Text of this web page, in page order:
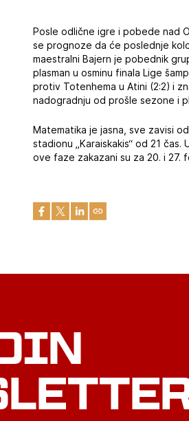
Posle odlične igre i pobede nad
se prognoze da će poslednje
maestralni Bajern je pobednik
plasman u osminu finala Lige
protiv Totenhema u Atini (2:2) i
nadogradnju od prošle sezone i
Matematika je jasna, sve zavisi
stadionu „Karaiskakis“ od 21
ove faze zakazani su za 20. i 27.